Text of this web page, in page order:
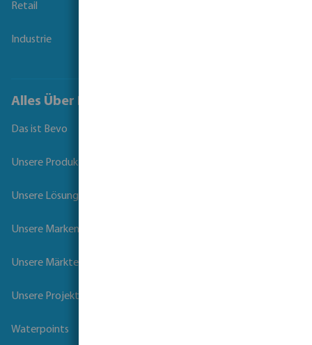
Retail
Industrie
Alles Über Bevo
Das ist Bevo
Unsere Produkte
Unsere Lösungen
Unsere Marken
Unsere Märkte
Unsere Projekte
Waterpoints